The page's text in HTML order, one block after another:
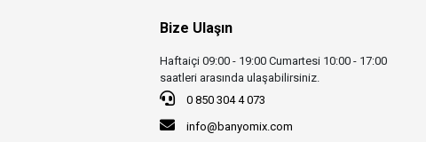
Bize Ulaşın
Haftaiçi 09:00 - 19:00 Cumartesi 10:00 - 17:00
saatleri arasında ulaşabilirsiniz.
0 850 304 4 073
info@banyomix.com